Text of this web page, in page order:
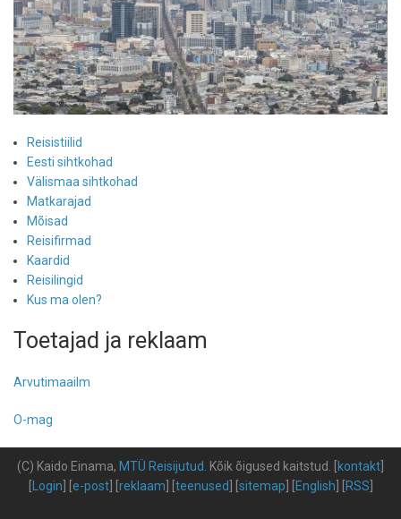
Reisistiilid
Eesti sihtkohad
Välismaa sihtkohad
Matkarajad
Mõisad
Reisifirmad
Kaardid
Reisilingid
Kus ma olen?
Toetajad ja reklaam
Arvutimaailm
O-mag
(C) Kaido Einama, MTÜ Reisijutud Kõik õigused kaitstud kontakt
Login e-post] [ reklaam teenused sitemap English RSS